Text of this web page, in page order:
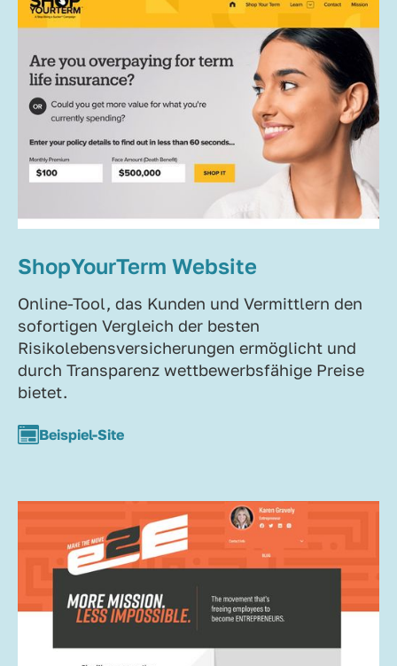
ShopYourTerm Website
Online-Tool, das Kunden und Vermittlern den
sofortigen Vergleich der besten
Risikolebensversicherungen ermöglicht und
durch Transparenz wettbewerbsfähige Preise
bietet.
Beispiel-Site